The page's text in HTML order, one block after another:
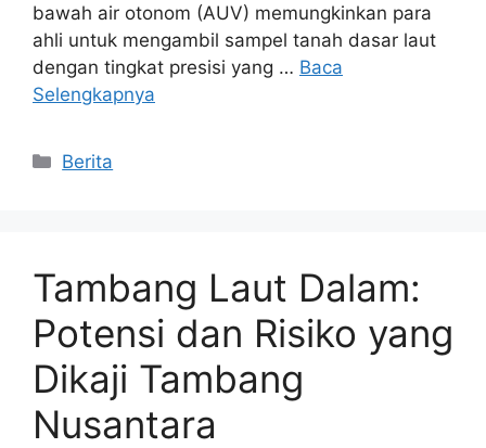
bawah air otonom (AUV) memungkinkan para
ahli untuk mengambil sampel tanah dasar laut
dengan tingkat presisi yang … Baca
Selengkapnya
Kategori
Berita
Tambang Laut Dalam:
Potensi dan Risiko yang
Dikaji Tambang
Nusantara